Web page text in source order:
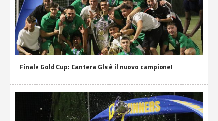
Finale Gold Cup: Cantera Gls è il nuovo campione!